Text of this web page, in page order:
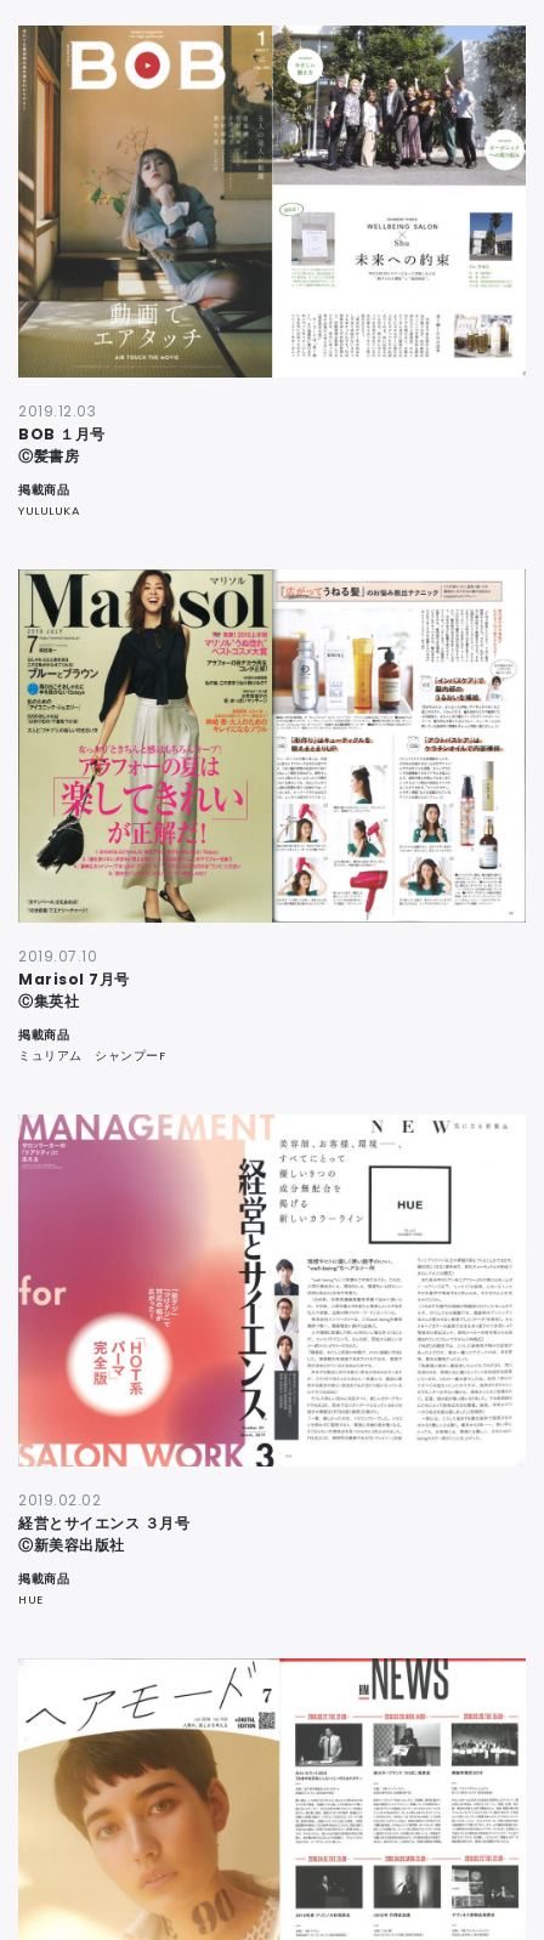
2019.12.03
BOB １月号
Ⓒ髪書房
掲載商品
YULULUKA
2019.07.10
Marisol 7月号
Ⓒ集英社
掲載商品
ミュリアム シャンプーF
2019.02.02
経営とサイエンス ３月号
Ⓒ新美容出版社
掲載商品
HUE